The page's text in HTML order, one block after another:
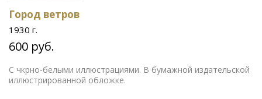
Город ветров
1930 г.
600 руб.
С чкрно-белыми иллюстрациями. В бумажной издательской
иллюстрированной обложке.